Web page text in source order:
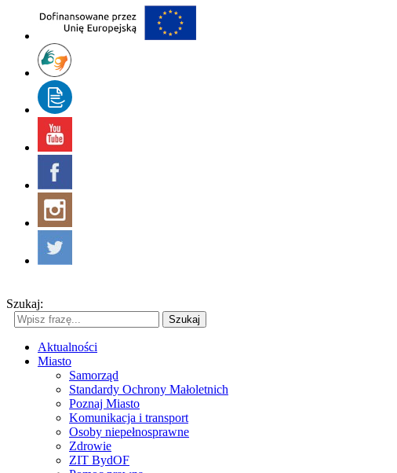
Szukaj:
Szukaj
Aktualności
Miasto
Samorząd
Standardy Ochrony Małoletnich
Poznaj Miasto
Komunikacja i transport
Osoby niepełnosprawne
Zdrowie
ZIT BydOF